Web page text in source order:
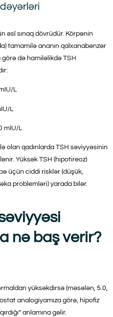
əsl sınaq dövrüdür. Körpənin
tamamilə ananın qalxanabənzər
görə də hamiləlikdə TSH
L
L
mIU/L
olan qadınlarda TSH səviyyəsinin
Yüksək TSH (hipotireoz)
üçün ciddi risklər (düşük,
problemləri) yarada bilər.
nə baş verir?
yüksəkdirsə (məsələn, 5.0,
analogiyamıza görə, hipofiz
anlamına gəlir.